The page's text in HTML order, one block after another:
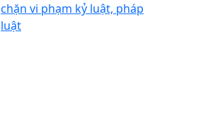
chặn vi phạm kỷ luật, pháp
luật